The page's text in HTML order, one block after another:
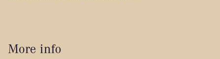
More info